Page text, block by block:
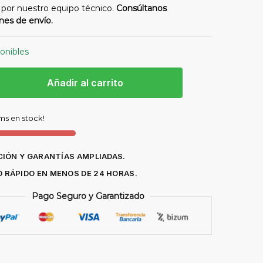
nuestro equipo técnico. Consúltanos
de envío.
Añadir al carrito
en stock!
Y GARANTÍAS AMPLIADAS.
RÁPIDO EN MENOS DE 24 HORAS.
Pago Seguro y Garantizado